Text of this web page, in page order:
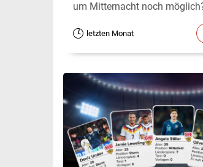
um Mitternacht noch
letzten Monat